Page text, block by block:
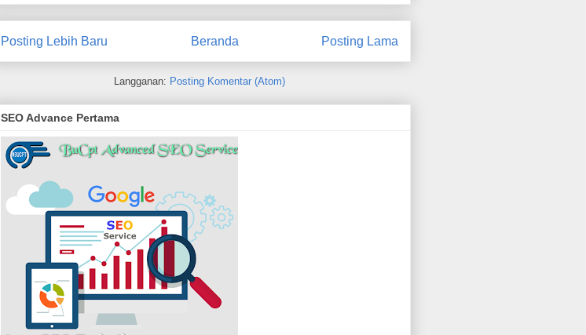
Posting Lebih Baru Posting Lama
Beranda
Langganan: Posting Komentar (Atom)
SEO Advance Pertama